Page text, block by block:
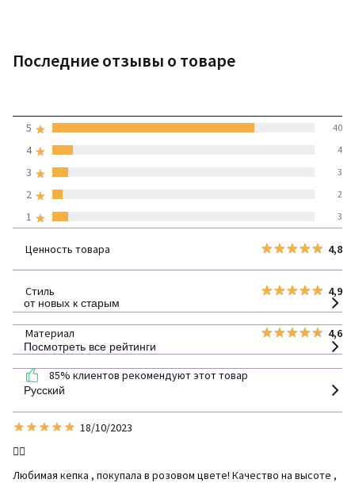
Последние отзывы о товаре
(52 отзывов)
1 3
2 2
3 3
4 4
5 40
Ценность товара 4,8
Стиль 4,9
Материал 4,6
85% клиентов рекомендуют этот товар
от новых к старым
Посмотреть все рейтинги
Русский
18/10/2023
👍🏼
Любимая кепка , покупала в розовом цвете! Качество на высоте ,